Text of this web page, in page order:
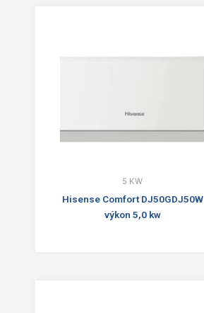
5 KW
Hisense Comfort DJ50GDJ50W
výkon 5,0 kw